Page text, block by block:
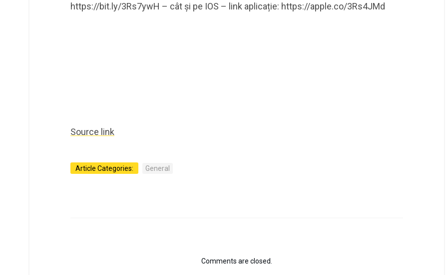
https://bit.ly/3Rs7ywH – cât și pe IOS – link aplicație: https://apple.co/3Rs4JMd
Source link
Article Categories: General
Comments are closed.